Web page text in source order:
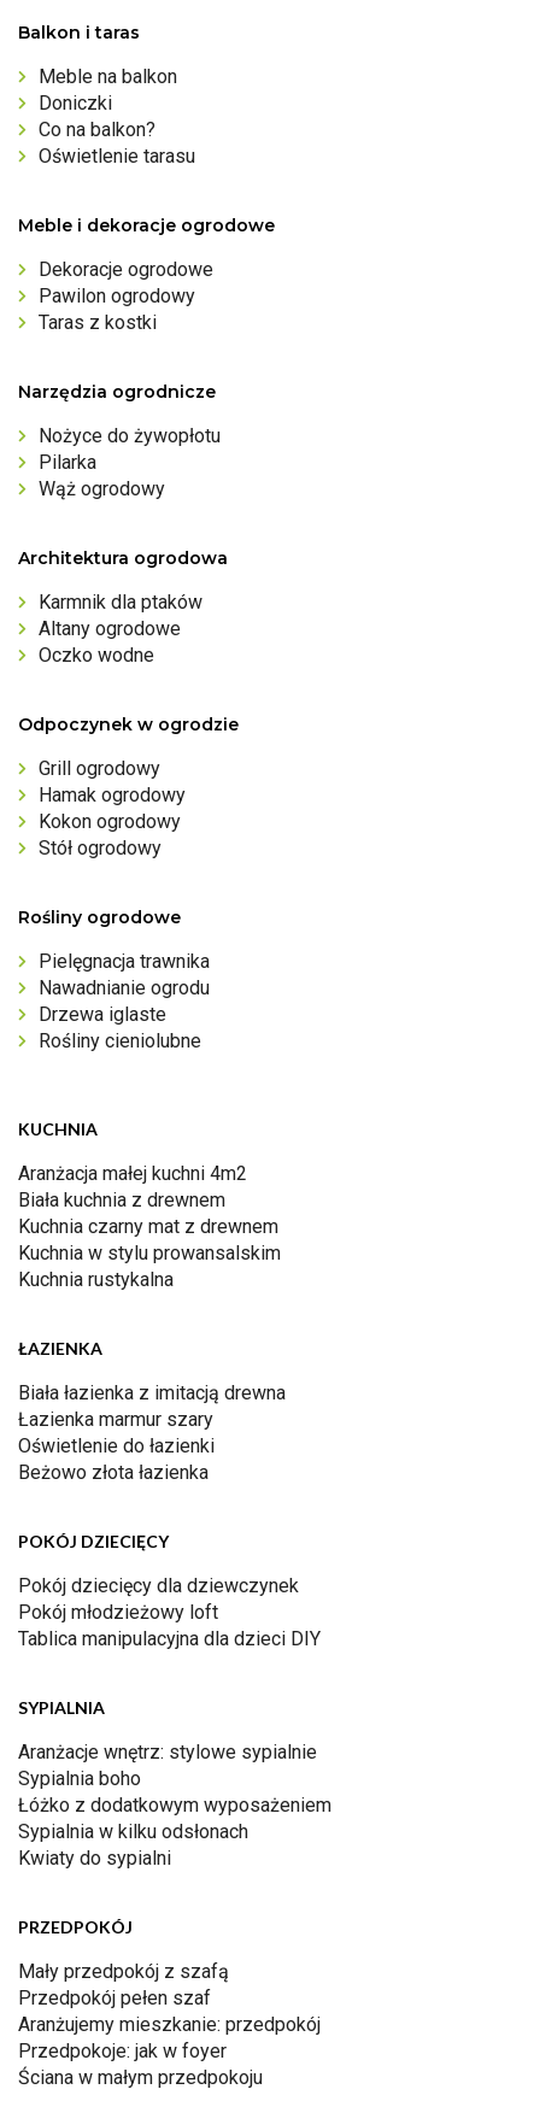
Balkon i taras
Meble na balkon
Doniczki
Co na balkon?
Oświetlenie tarasu
Meble i dekoracje ogrodowe
Dekoracje ogrodowe
Pawilon ogrodowy
Taras z kostki
Narzędzia ogrodnicze
Nożyce do żywopłotu
Pilarka
Wąż ogrodowy
Architektura ogrodowa
Karmnik dla ptaków
Altany ogrodowe
Oczko wodne
Odpoczynek w ogrodzie
Grill ogrodowy
Hamak ogrodowy
Kokon ogrodowy
Stół ogrodowy
Rośliny ogrodowe
Pielęgnacja trawnika
Nawadnianie ogrodu
Drzewa iglaste
Rośliny cieniolubne
KUCHNIA
Aranżacja małej kuchni 4m2
Biała kuchnia z drewnem
Kuchnia czarny mat z drewnem
Kuchnia w stylu prowansalskim
Kuchnia rustykalna
ŁAZIENKA
Biała łazienka z imitacją drewna
Łazienka marmur szary
Oświetlenie do łazienki
Beżowo złota łazienka
POKÓJ DZIECIĘCY
Pokój dziecięcy dla dziewczynek
Pokój młodzieżowy loft
Tablica manipulacyjna dla dzieci DIY
SYPIALNIA
Aranżacje wnętrz: stylowe sypialnie
Sypialnia boho
Łóżko z dodatkowym wyposażeniem
Sypialnia w kilku odsłonach
Kwiaty do sypialni
PRZEDPOKÓJ
Mały przedpokój z szafą
Przedpokój pełen szaf
Aranżujemy mieszkanie: przedpokój
Przedpokoje: jak w foyer
Ściana w małym przedpokoju